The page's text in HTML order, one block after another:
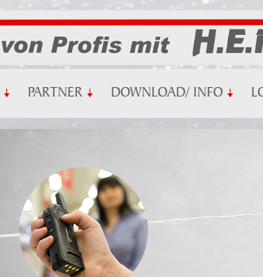
PARTNER DOWNLOAD/ INFO